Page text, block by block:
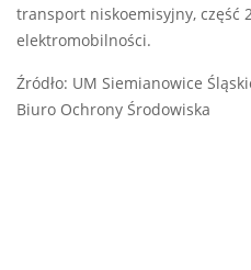
transport niskoemisyjny, część
elektromobilności.
Źródło: UM Siemianowice
Biuro Ochrony Środowiska